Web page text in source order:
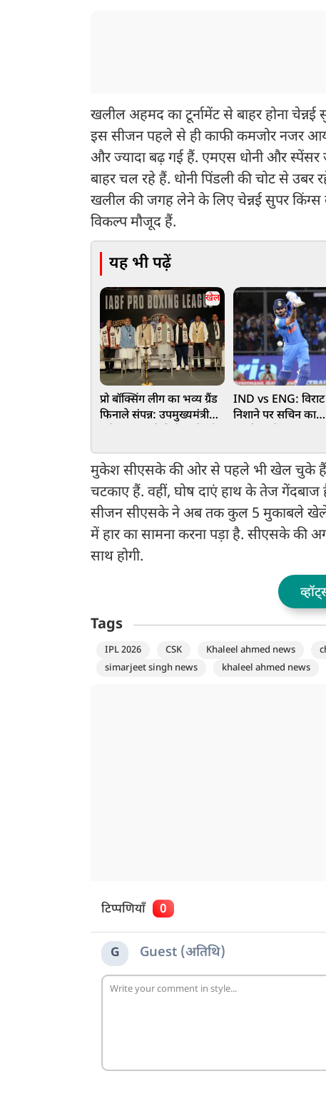
खलील अहमद का टूर्नामेंट से बाहर होना
इस सीजन पहले से ही काफी कमजोर नजर
और ज्यादा बढ़ गई हैं. एमएस धोनी और
बाहर चल रहे हैं. धोनी पिंडली की चोट से
खलील की जगह लेने के लिए चेन्नई सुपर
विकल्प मौजूद हैं.
यह भी पढ़ें
खेल
प्रो बॉक्सिंग लीग का भव्य ग्रैंड
फिनाले संपन्न: उपमुख्यमंत्री
सम्मानित
IND vs ENG:
निशाने पर सचिन का
मुकेश सीएसके की ओर से पहले भी खेल चुके
चटकाए हैं. वहीं, घोष दाएं हाथ के तेज
सीजन सीएसके ने अब तक कुल 5 मुकाबले खेले
में हार का सामना करना पड़ा है. सीएसके की
साथ होगी.
Tags
IPL 2026 CSK Khaleel ahmed news
simarjeet singh news
khaleel ahmed news
टिप्पणियाँ 0
G Guest (अतिथि)